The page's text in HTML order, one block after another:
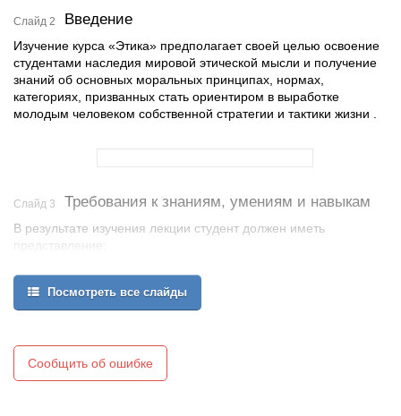
Слайд 2 Введение
Изучение курса «Этика» предполагает своей целью освоение
студентами наследия мировой этической мысли и получение
знаний об основных моральных принципах, нормах,
категориях, призванных стать ориентиром в выработке
молодым человеком собственной стратегии и тактики жизни .
Слайд 3 Требования к знаниям, умениям и навыкам
В результате изучения лекции студент должен иметь
представление:
Об основных преемственных связях в развитии этического
знания и значимости общечеловеческих ценностей;
О специфике морали и моральной автономии личности;
Способность к переводу этической информации в
Посмотреть все слайды
Сообщить об ошибке